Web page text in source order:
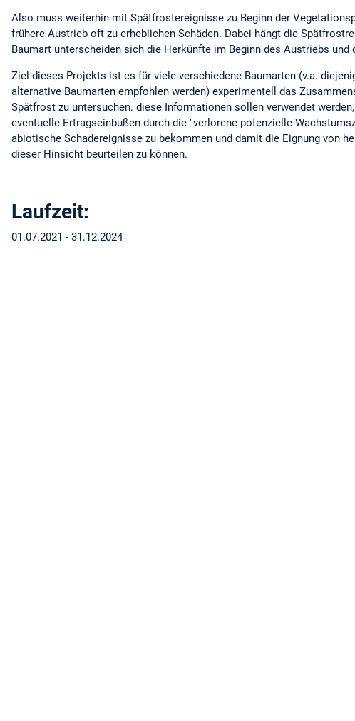
Also muss weiterhin mit Spätfrostereignisse zu Beginn der
frühere Austrieb oft zu erheblichen Schäden. Dabei hängt die
Baumart unterscheiden sich die Herkünfte im Beginn des Austriebs
Ziel dieses Projekts ist es für viele verschiedene Baumarten (v.a.
alternative Baumarten empfohlen werden) experimentell das
Spätfrost zu untersuchen. diese Informationen sollen verwendet
eventuelle Ertragseinbußen durch die "verlorene potenzielle
abiotische Schadereignisse zu bekommen und damit die Eignung von
dieser Hinsicht beurteilen zu können.
Laufzeit:
01.07.2021 - 31.12.2024